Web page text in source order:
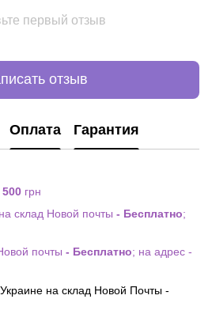
первый отзыв
отзыв
Оплата Гарантия
500 грн
на склад Новой почты - Бесплатно;
почты - Бесплатно; на адрес -
на склад Новой Почты -